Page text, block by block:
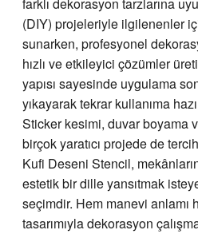
farklı dekorasyon tarzlarına
(DIY) projeleriyle ilgilenenler
sunarken, profesyonel
hızlı ve etkileyici çözümler
yapısı sayesinde uygulama
yıkayarak tekrar kullanıma
Sticker kesimi, duvar boyama
birçok yaratıcı projede de
Kufi Deseni Stencil,
estetik bir dille yansıtmak
seçimdir. Hem manevi anlamı
tasarımıyla dekorasyon